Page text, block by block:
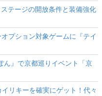
テージの開放条件と装備強化
プション対象ゲームに『テイ
ん』で京都巡りイベント「京
リキーを確実にゲット！代々